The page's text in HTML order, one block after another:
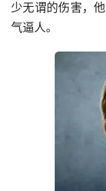
少无谓的伤害，
气逼人。